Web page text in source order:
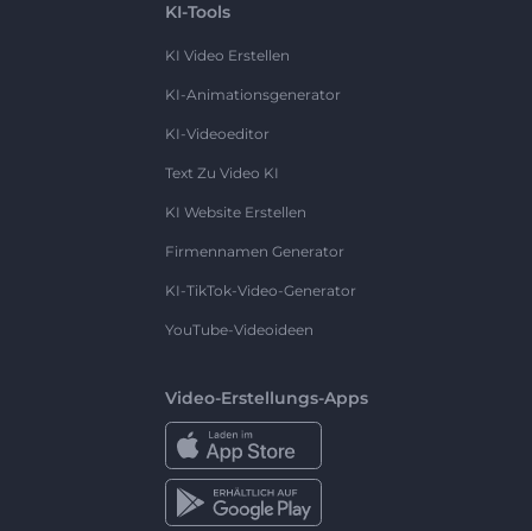
KI-Tools
KI Video Erstellen
KI-Animationsgenerator
KI-Videoeditor
Text Zu Video KI
KI Website Erstellen
Firmennamen Generator
KI-TikTok-Video-Generator
YouTube-Videoideen
Video-Erstellungs-Apps